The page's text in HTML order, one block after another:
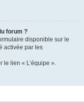
forum ?
disponible sur le
activée par les
le lien « L’équipe ».